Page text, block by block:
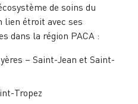
de soins du
lien étroit avec ses
dans la région PACA :
– Saint-Jean et Saint-
Tropez